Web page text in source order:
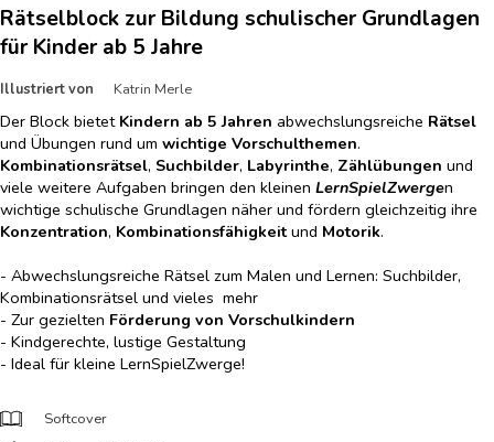
Rätselblock zur Bildung schulischer Grundlagen
für Kinder ab 5 Jahre
Illustriert von Katrin Merle
Der Block bietet Kindern ab 5 Jahren abwechslungsreiche Rätsel
und Übungen rund um wichtige Vorschulthemen.
Kombinationsrätsel, Suchbilder, Labyrinthe, Zählübungen und
viele weitere Aufgaben bringen den kleinen LernSpielZwergen
wichtige schulische Grundlagen näher und fördern gleichzeitig ihre
Konzentration, Kombinationsfähigkeitund Motorik.
- Abwechslungsreiche Rätsel zum Malen und Lernen: Suchbilder,
Kombinationsrätsel und vieles mehr
- Zur gezielten Förderung von Vorschulkindern
- Kindgerechte, lustige Gestaltung
- Ideal für kleine LernSpielZwerge!
Softcover